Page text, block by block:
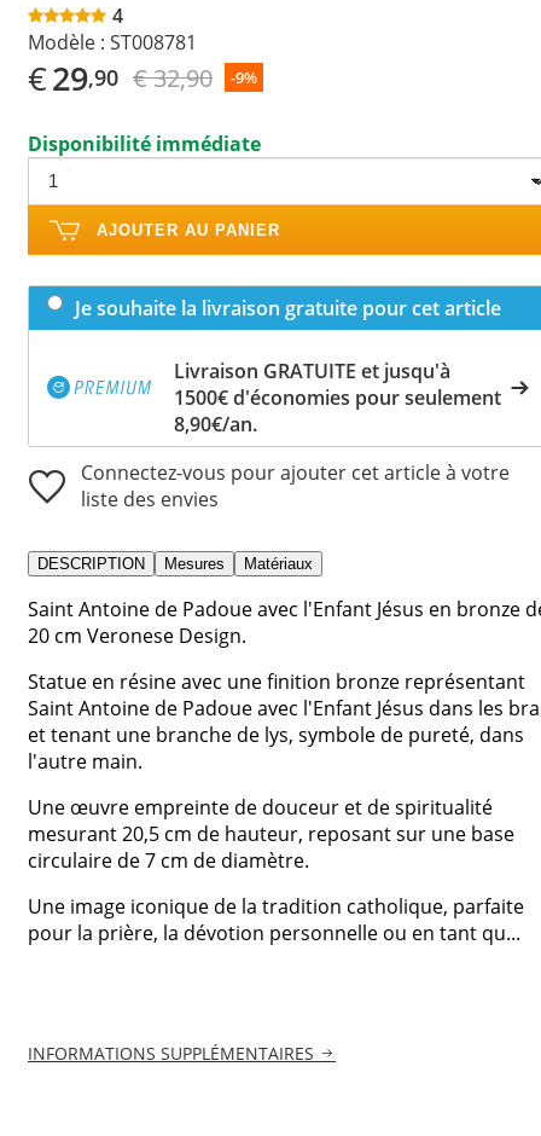
4
Modèle : ST008781
€29,90 € 32,90 -9%
Disponibilité immédiate
AJOUTER AU PANIER
Je souhaite la livraison gratuite pour cet article
Livraison GRATUITE et jusqu'à
1500€ d'économies pour seulement
8,90€/an.
Connectez-vous pour ajouter cet article à votre
liste des envies
DESCRIPTION Mesures Matériaux
Saint Antoine de Padoue avec l'Enfant Jésus en bronze
20 cm Veronese Design.
Statue en résine avec une finition bronze représentant
Saint Antoine de Padoue avec l'Enfant Jésus dans les
et tenant une branche de lys, symbole de pureté, dans
l'autre main.
Une œuvre empreinte de douceur et de spiritualité
mesurant 20,5 cm de hauteur, reposant sur une base
circulaire de 7 cm de diamètre.
Une image iconique de la tradition catholique, parfaite
pour la prière, la dévotion personnelle ou en tant qu...
INFORMATIONS SUPPLÉMENTAIRES